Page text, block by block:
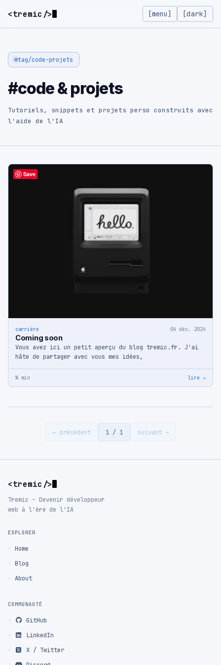
<tremic/> [menu]
tag/code-projets
#code & projets
Tutoriels, snippets et projets perso construits avec
l'aide de l'IA
carrière 04 déc. 2024
Coming soon
Vous avez ici un petit aperçu du blog tremic.fr. J'ai
hâte de partager avec vous mes idées,
% min lire →
← précédent 1 / 1 suivant →
<tremic/>
Tremic – Devenir développeur
web à l'ère de l'IA
EXPLORER
Home
Blog
About
COMMUNAUTÉ
GitHub
LinkedIn
X / Twitter
Save